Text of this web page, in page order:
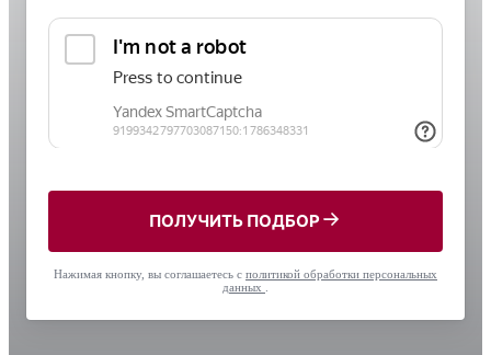
ПОЛУЧИТЬ ПОДБОР
Нажимая кнопку, вы соглашаетесь с политикой обработки персональных
данных